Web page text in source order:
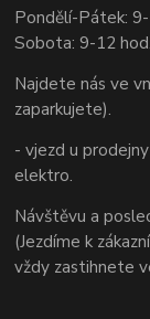
Pondělí-Pátek:
Sobota: 9-12
Najdete nás ve
zaparkujete).
- vjezd u
elektro.
Návštěvu a
(Jezdíme k
vždy zastihnete